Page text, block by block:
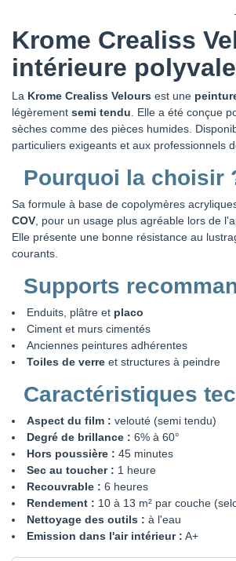
Krome Crealiss
intérieure
La Krome Crealiss Velours est une
légèrement semi tendu. Elle a été conçue
sèches comme des pièces humides.
particuliers exigeants et aux professionnels
Pourquoi la choisir
Sa formule à base de copolymères
COV, pour un usage plus agréable lors de
Elle présente une bonne résistance au
courants.
Supports
Enduits, plâtre et placo
Ciment et murs cimentés
Anciennes peintures adhérentes
Toiles de verre et structures à peindre
Caractéristiques
Aspect du film : velouté (semi tendu)
Degré de brillance : 6% à 60°
Hors poussière : 45 minutes
Sec au toucher : 1 heure
Recouvrable : 6 heures
Rendement : 10 à 13 m² par couche
Nettoyage des outils : à l'eau
Emission dans l'air intérieur : A+